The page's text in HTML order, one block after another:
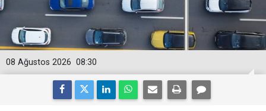
08:30
08 Ağustos 2026